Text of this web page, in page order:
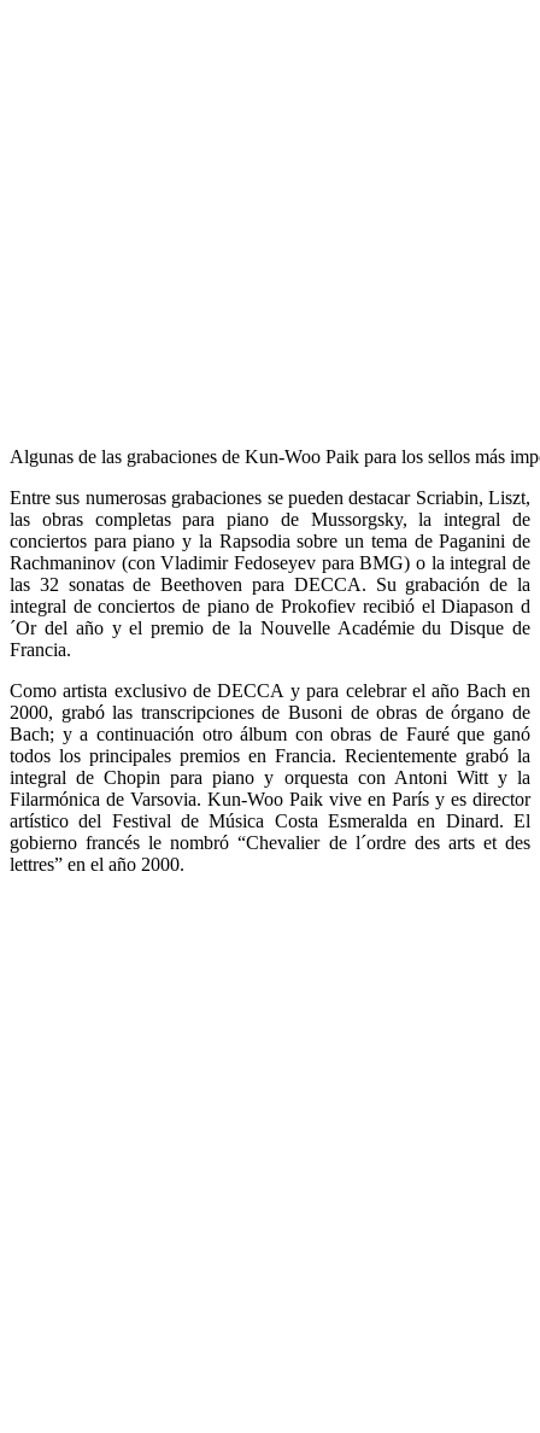
Algunas de las grabaciones de Kun-Woo Paik para los sellos más
Entre sus numerosas grabaciones se pueden destacar Scriabin, Liszt,
las obras completas para piano de Mussorgsky, la integral de
conciertos para piano y la Rapsodia sobre un tema de Paganini de
Rachmaninov (con Vladimir Fedoseyev para BMG) o la integral de
las 32 sonatas de Beethoven para DECCA. Su grabación de la
integral de conciertos de piano de Prokofiev recibió el Diapason d
´Or del año y el premio de la Nouvelle Académie du Disque de
Francia.
Como artista exclusivo de DECCA y para celebrar el año Bach en
2000, grabó las transcripciones de Busoni de obras de órgano de
Bach; y a continuación otro álbum con obras de Fauré que ganó
todos los principales premios en Francia. Recientemente grabó la
integral de Chopin para piano y orquesta con Antoni Witt y la
Filarmónica de Varsovia. Kun-Woo Paik vive en París y es director
artístico del Festival de Música Costa Esmeralda en Dinard. El
gobierno francés le nombró “Chevalier de l´ordre des arts et des
lettres” en el año 2000.